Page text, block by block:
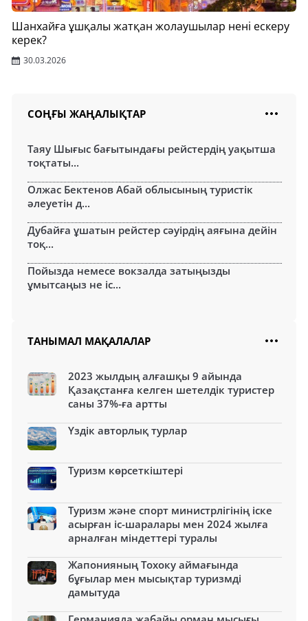
Шанхайға ұшқалы жатқан жолаушылар нені ескеру
керек?
30.03.2026
СОҢҒЫ ЖАҢАЛЫҚТАР
Таяу Шығыс бағытындағы рейстердің уақытша
тоқтаты...
Олжас Бектенов Абай облысының туристік
әлеуетін д...
Дубайға ұшатын рейстер сәуірдің аяғына дейін
тоқ...
Пойызда немесе вокзалда затыңызды
ұмытсаңыз не іс...
ТАНЫМАЛ МАҚАЛАЛАР
2023 жылдың алғашқы 9 айында
Қазақстанға келген шетелдік туристер
саны 37%-ға артты
Үздік авторлық турлар
Туризм көрсеткіштері
Туризм және спорт министрлігінің іске
асырған іс-шаралары мен 2024 жылға
арналған міндеттері туралы
Жапонияның Тохоку аймағында
бұғылар мен мысықтар туризмді
дамытуда